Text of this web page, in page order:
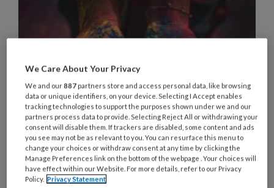
Meer over cultuursensitieve zorg
Verkeerd begrepen worden, patiënten die niet
We Care About Your Privacy
We and our887 partners store and access personal data, like browsing
data or unique identifiers, on your device. Selecting I Accept enables
tracking technologies to support the purposes shown under we and our
partners process data to provide. Selecting Reject All or withdrawing your
consent will disable them. If trackers are disabled, some content and ads
you see may not be as relevant to you. You can resurface this menu to
change your choices or withdraw consent at any time by clicking the
Manage Preferences link on the bottom of the webpage . Your choices will
have effect within our Website. For more details, refer to our Privacy
Policy. Privacy Statement